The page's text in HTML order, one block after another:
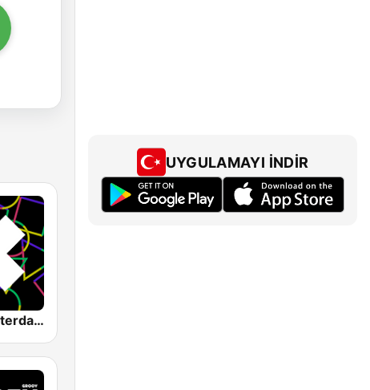
1.FM - Amsterdam Trance
UYGULAMAYI İNDIR